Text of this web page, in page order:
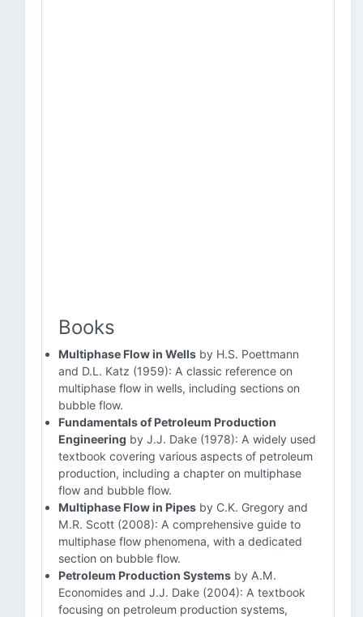
Books
Multiphase Flow in Wells by H.S. Poettmann
and D.L. Katz (1959): A classic reference on
multiphase flow in wells, including sections on
bubble flow.
Fundamentals of Petroleum Production
Engineering by J.J. Dake (1978): A widely used
textbook covering various aspects of petroleum
production, including a chapter on multiphase
flow and bubble flow.
Multiphase Flow in Pipes by C.K. Gregory and
M.R. Scott (2008): A comprehensive guide to
multiphase flow phenomena, with a dedicated
section on bubble flow.
Petroleum Production Systems by A.M.
Economides and J.J. Dake (2004): A textbook
focusing on petroleum production systems,